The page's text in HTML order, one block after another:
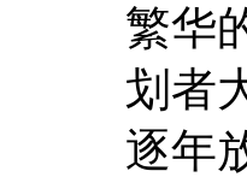
繁华
划者
逐年